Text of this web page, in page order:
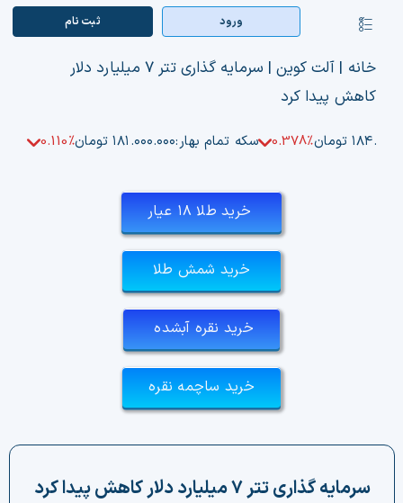
content
کنترلر
صفحه‌بندی
صفحه اصلی
بازار ارزها
تابلوخوانی ارزهای دیجیتال
فیلتر ارزهای دیجیتال
ورود ثبت‌ نام
خانه | آلت کوین|
سرمایه گذاری تتر ۷ میلیارد دلار
کاهش پیدا کرد
تومان 0.378% سکه تمام بهار:۱۸۱.۰۰۰.۰۰۰ تومان 0.110%
خرید طلا ۱۸ عیار
خرید شمش طلا
خرید نقره آبشده
خرید ساچمه نقره
سرمایه گذاری تتر ۷ میلیارد دلار کاهش پیدا کرد